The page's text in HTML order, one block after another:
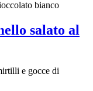
salato al